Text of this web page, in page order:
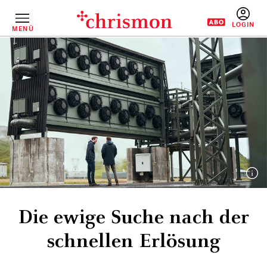
InhaltMENÜ
Die ewige Suche nach der
schnellen Erlösung